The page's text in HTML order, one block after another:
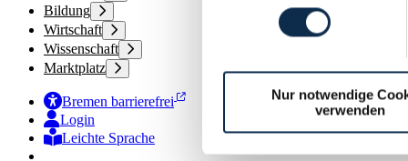
Nur notwendige
verwenden
Bildung
Wirtschaft
Wissenschaft
Marktplatz
Bremen barrierefrei
Login
Leichte Sprache
Zur Deutschen Gebärdensprache